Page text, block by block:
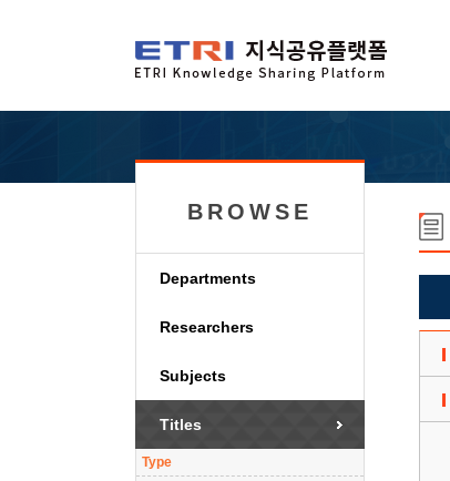
BROWSE
Departments
Researchers
Subjects
Titles
Type